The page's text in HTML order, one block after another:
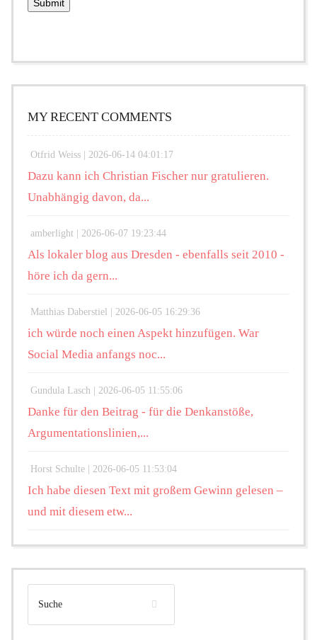
MY RECENT COMMENTS
Otfrid Weiss | 2026-06-14 04:01:17
Dazu kann ich Christian Fischer nur gratulieren.
Unabhängig davon, da...
amberlight | 2026-06-07 19:23:44
Als lokaler blog aus Dresden - ebenfalls seit 2010 -
höre ich da gern...
Matthias Daberstiel | 2026-06-05 16:29:36
ich würde noch einen Aspekt hinzufügen. War
Social Media anfangs noc...
Gundula Lasch | 2026-06-05 11:55:06
Danke für den Beitrag - für die Denkanstöße,
Argumentationslinien,...
Horst Schulte | 2026-06-05 11:53:04
Ich habe diesen Text mit großem Gewinn gelesen –
und mit diesem etw...